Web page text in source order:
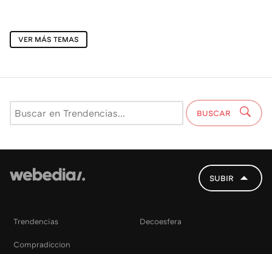
VER MÁS TEMAS
BUSCAR
SUBIR
Trendencias Decoesfera
Compradiccion